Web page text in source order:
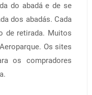
do abadá e de se
dos abadás. Cada
de retirada. Muitos
Os sites
os compradores